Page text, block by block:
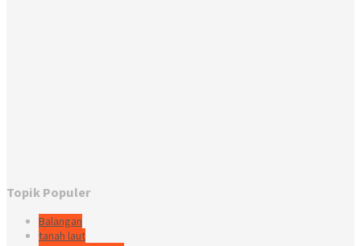
Topik Populer
Balangan
tanah laut